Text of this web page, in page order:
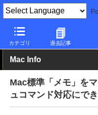
カテゴリ 過去記事
PC Watch パソコン/タブレ
Mac Info
Mac標準「メモ」を
ュコマンド対応にでき